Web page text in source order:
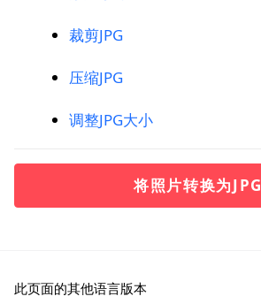
裁剪JPG
压缩JPG
调整JPG大小
将照片转换为JPG
此页面的其他语言版本